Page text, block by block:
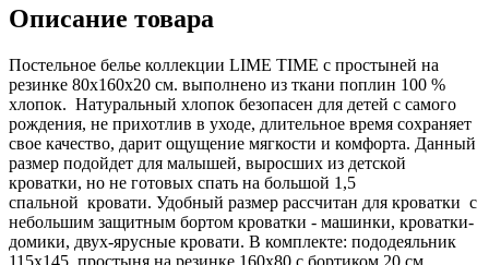
Описание товара
Постельное белье коллекции LIME TIME c простыней на
резинке 80х160х20 см. выполнено из ткани поплин 100 %
хлопок. Натуральный хлопок безопасен для детей с самого
рождения, не прихотлив в уходе, длительное время сохраняет
свое качество, дарит ощущение мягкости и комфорта. Данный
размер подойдет для малышей, выросших из детской
кроватки, но не готовых спать на большой 1,5
спальной кровати. Удобный размер рассчитан для кроватки с
небольшим защитным бортом кроватки - машинки, кроватки-
домики, двух-ярусные кровати. В комплекте: пододеяльник
115х145, простыня на резинке 160х80 с бортиком 20 см,